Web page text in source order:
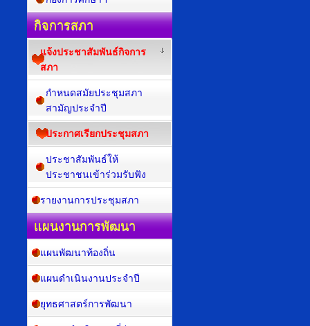
กิจการสภา
แจ้งประชาสัมพันธ์กิจการ
สภา
กำหนดสมัยประชุมสภา
สามัญประจำปี
ประกาศเรียกประชุมสภา
ประชาสัมพันธ์ให้
ประชาชนเข้าร่วมรับฟัง
รายงานการประชุมสภา
แผนงานการพัฒนา
แผนพัฒนาท้องถิ่น
แผนดำเนินงานประจำปี
ยุทธศาสตร์การพัฒนา